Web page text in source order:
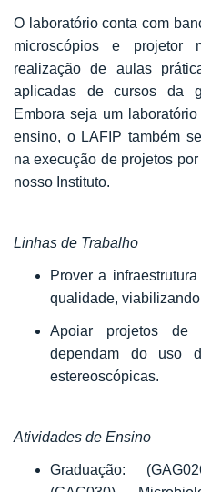
O laboratório conta com
microscópios e projetor
realização de aulas
aplicadas de cursos da
Embora seja um
ensino, o LAFIP também
na execução de projetos
nosso Instituto.
Linhas de Trabalho
Prover a
qualidade,
Apoiar projetos de
dependam do uso
estereoscópicas.
Atividades de Ensino
Graduação: